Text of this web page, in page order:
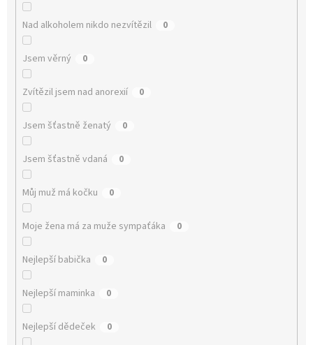
Nad alkoholem nikdo nezvítězil 0
Jsem věrný 0
Zvítězil jsem nad anorexií 0
Jsem šťastně ženatý 0
Jsem šťastně vdaná 0
Můj muž má kočku 0
Moje žena má za muže sympaťáka 0
Nejlepší babička 0
Nejlepší maminka 0
Nejlepší dědeček 0